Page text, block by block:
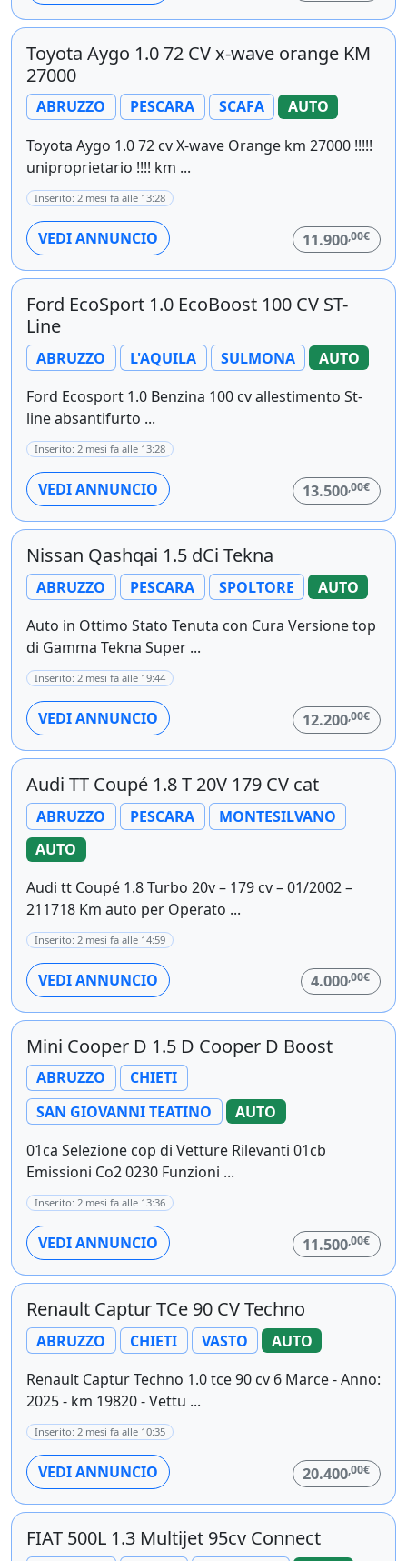
Toyota Aygo 1.0 72 CV x-wave orange KM
27000
ABRUZZO PESCARA SCAFA
AUTO
Toyota Aygo 1.0 72 cv X-wave Orange km 27000 !!!!!
uniproprietario !!!! km ...
Inserito: 2 mesi fa alle 13:28
VEDI ANNUNCIO 11.900,00€
Ford EcoSport 1.0 EcoBoost 100 CV ST-
Line
ABRUZZO L'AQUILA SULMONA
AUTO
Ford Ecosport 1.0 Benzina 100 cv allestimento St-
line absantifurto ...
Inserito: 2 mesi fa alle 13:28
VEDI ANNUNCIO 13.500,00€
Nissan Qashqai 1.5 dCi Tekna
ABRUZZO PESCARA SPOLTORE
AUTO
Auto in Ottimo Stato Tenuta con Cura Versione top
di Gamma Tekna Super ...
Inserito: 2 mesi fa alle 19:44
VEDI ANNUNCIO 12.200,00€
Audi TT Coupé 1.8 T 20V 179 CV cat
ABRUZZO PESCARA
MONTESILVANO
AUTO
Audi tt Coupé 1.8 Turbo 20v – 179 cv – 01/2002 –
211718 Km auto per Operato ...
Inserito: 2 mesi fa alle 14:59
VEDI ANNUNCIO 4.000,00€
Mini Cooper D 1.5 D Cooper D Boost
ABRUZZO
CHIETI
SAN GIOVANNI TEATINO
AUTO
01ca Selezione cop di Vetture Rilevanti 01cb
Emissioni Co2 0230 Funzioni ...
Inserito: 2 mesi fa alle 13:36
VEDI ANNUNCIO 11.500,00€
Renault Captur TCe 90 CV Techno
ABRUZZO CHIETI VASTO
AUTO
Renault Captur Techno 1.0 tce 90 cv 6 Marce - Anno:
2025 - km 19820 - Vettu ...
Inserito: 2 mesi fa alle 10:35
VEDI ANNUNCIO 20.400,00€
FIAT 500L 1.3 Multijet 95cv Connect